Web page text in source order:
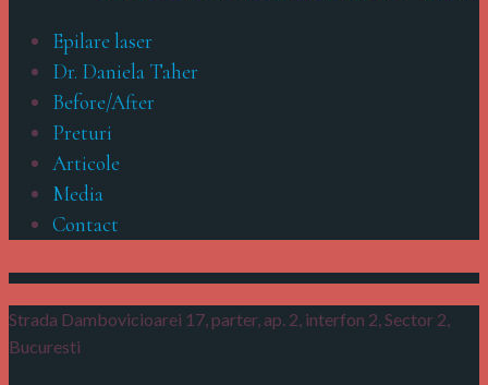
Epilare laser
Dr. Daniela Taher
Before/After
Preturi
Articole
Media
Contact
Strada Dambovicioarei 17, parter, ap. 2, interfon 2,Sector 2,
Bucuresti